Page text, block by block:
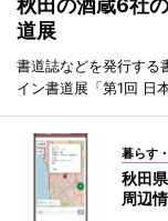
秋田の酒蔵6社
道展
書道誌などを発行する
イン書道展「第1回 日
暮らす
秋田
周辺